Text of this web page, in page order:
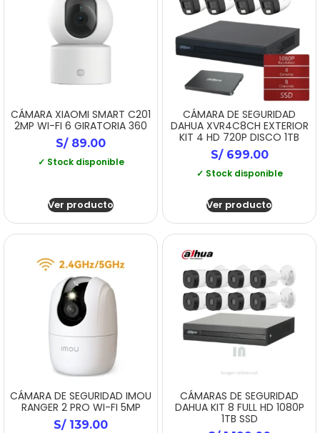
CÁMARA XIAOMI SMART C201
2MP WI-FI 6 GIRATORIA 360
S/89.00
✓ Stock disponible
Ver producto
CÁMARA DE SEGURIDAD
DAHUA XVR4C8CH EXTERIOR
KIT 4 HD 720P DISCO 1TB
S/699.00
✓ Stock disponible
Ver producto
CÁMARA DE SEGURIDAD IMOU
RANGER 2 PRO WI-FI 5MP
S/139.00
CÁMARAS DE SEGURIDAD
DAHUA KIT 8 FULL HD 1080P
1TB SSD